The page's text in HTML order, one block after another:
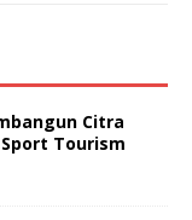
Citra
Tourism